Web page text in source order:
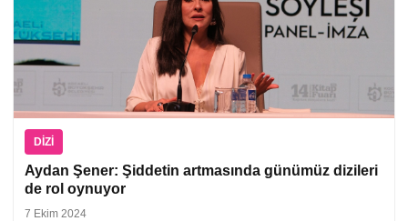
DIZI
Aydan Şener: Şiddetin artmasında günümüz dizileri
de rol oynuyor
7 Ekim 2024